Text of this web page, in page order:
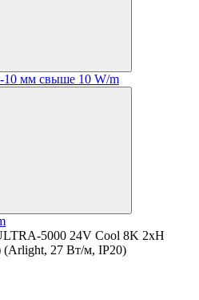
10 мм свыше 10 W/m
5000 24V Cool 8K 2xH
27 Вт/м, IP20)